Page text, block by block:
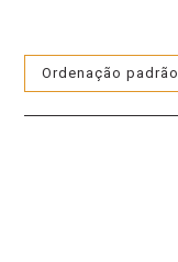
Ordenação padrão